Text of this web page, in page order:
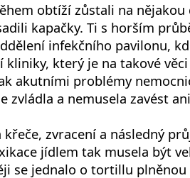
obtíží zůstali na
kapačky. Ti s horším
infekčního pavilonu,
kliniky, který je na takové
akutními problémy
zvládla a nemusela zavést
křeče, zvracení a následný
jídlem tak musela být
se jednalo o tortillu plněnou